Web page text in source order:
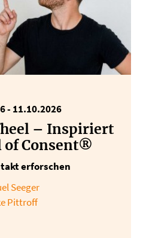
- 11.10.2026
– Inspiriert
of Consent®
erforschen
Seeger
Pittroff